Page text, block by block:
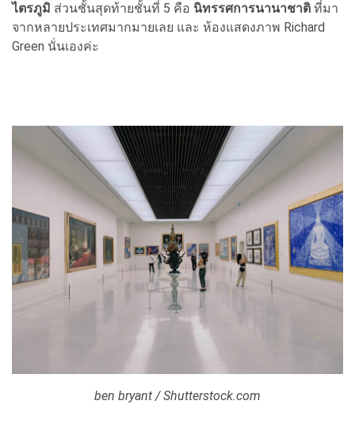
ไตรภูมิ ส่วนชั้นสุดท้ายชั้นที่ 5 คือ นิทรรศการนานาชาติ ที่มา
จากหลายประเทศมากมายเลย และ ห้องแสดงภาพ Richard
Green นั่นเองค่ะ
ben bryant / Shutterstock.com